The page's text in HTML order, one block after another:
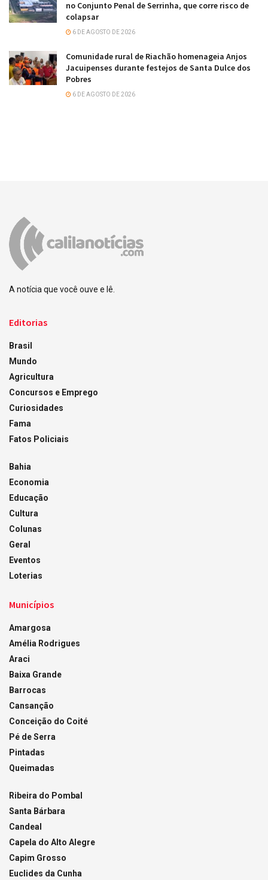
no Conjunto Penal de Serrinha, que corre risco de
colapsar
6 DE AGOSTO DE 2026
Comunidade rural de Riachão homenageia Anjos
Jacuipenses durante festejos de Santa Dulce dos
Pobres
6 DE AGOSTO DE 2026
A notícia que você ouve e lê.
Editorias
Brasil
Mundo
Agricultura
Concursos e Emprego
Curiosidades
Fama
Fatos Policiais
Bahia
Economia
Educação
Cultura
Colunas
Geral
Eventos
Loterias
Municípios
Amargosa
Amélia Rodrigues
Araci
Baixa Grande
Barrocas
Cansanção
Conceição do Coité
Pé de Serra
Pintadas
Queimadas
Ribeira do Pombal
Santa Bárbara
Candeal
Capela do Alto Alegre
Capim Grosso
Euclides da Cunha